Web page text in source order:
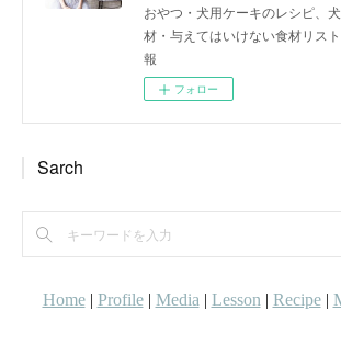
おやつ・犬用ケーキのレシピ、
材・与えてはいけない食材リス
報
フォロー
Sarch